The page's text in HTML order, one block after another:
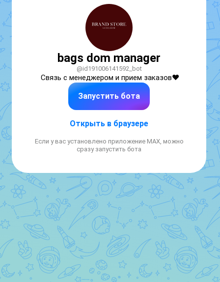
bags dom manager
@id191006141592_bot
Связь с менеджером и прием заказов❤️
Запустить бота
Открыть в браузере
Если у вас установлено приложение MAX, можно
сразу запустить бота